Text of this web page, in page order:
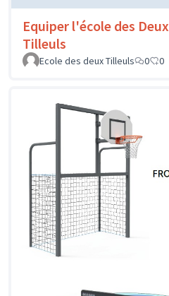
Equiper l'école des Deux
Tilleuls
Ecole des deux Tilleuls
0 0